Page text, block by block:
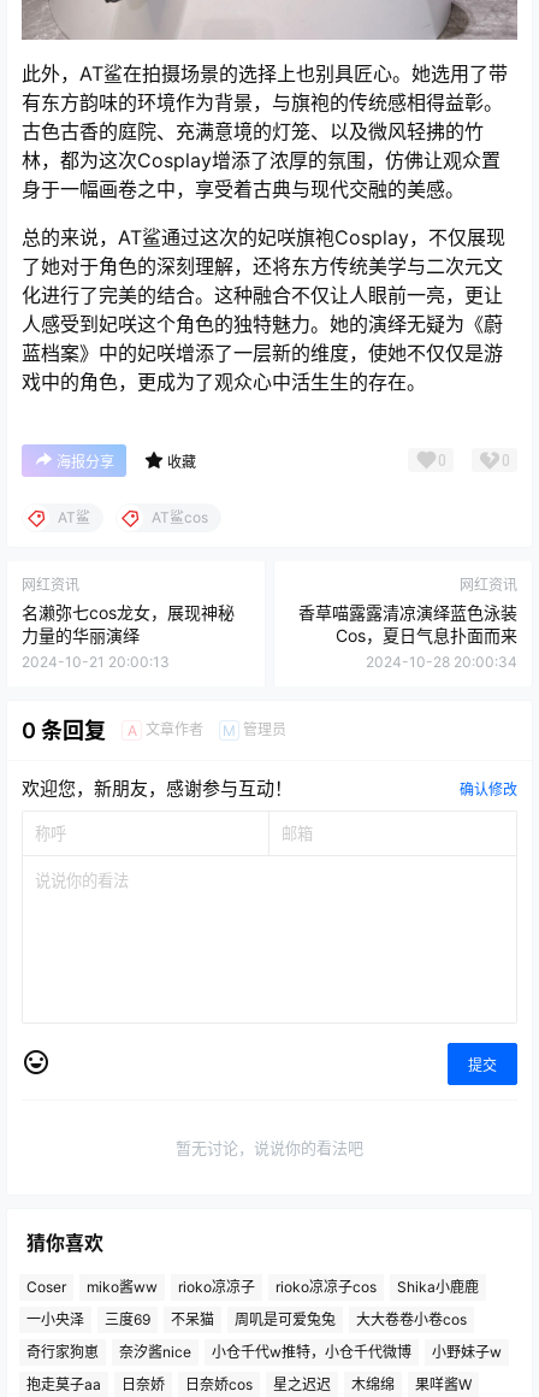
此外，AT鲨在拍摄场景的选择上也别具匠心。她选用了带
有东方韵味的环境作为背景，与旗袍的传统感相得益彰。
古色古香的庭院、充满意境的灯笼、以及微风轻拂的竹
林，都为这次Cosplay增添了浓厚的氛围，仿佛让观众置
身于一幅画卷之中，享受着古典与现代交融的美感。
总的来说，AT鲨通过这次的妃咲旗袍Cosplay，不仅展现
了她对于角色的深刻理解，还将东方传统美学与二次元文
化进行了完美的结合。这种融合不仅让人眼前一亮，更让
人感受到妃咲这个角色的独特魅力。她的演绎无疑为《蔚
蓝档案》中的妃咲增添了一层新的维度，使她不仅仅是游
戏中的角色，更成为了观众心中活生生的存在。
海报分享 收藏 0 0
AT鲨 AT鲨cos
网红资讯
名濑弥七cos龙女，展现神秘
力量的华丽演绎
2024-10-21 20:00:13
网红资讯
香草喵露露清凉演绎蓝色泳装
Cos，夏日气息扑面而来
2024-10-28 20:00:34
0 条回复 A 文章作者 M 管理员
欢迎您，新朋友，感谢参与互动！ 确认修改
提交
暂无讨论，说说你的看法吧
猜你喜欢
Coser miko酱ww rioko凉凉子 rioko凉凉子cos
Shika小鹿鹿
一小央泽
三度69 不呆猫 周叽是可爱兔兔
大大卷卷小卷cos
奇行家狗崽
奈汐酱nice 小仓千代w推特，小仓千代微博
小野妹子w
抱走莫子aa
日奈娇 日奈娇cos 星之迟迟 木绵绵 果咩酱W